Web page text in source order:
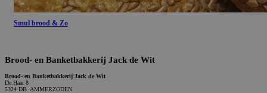
Smul brood & Zo
Brood- en Banketbakkerij Jack de Wit
Brood- en Banketbakkerij Jack de Wit
De Haar 8
5324 DB AMMERZODEN
ASP.NET_SessionId
Microsoft Corporation